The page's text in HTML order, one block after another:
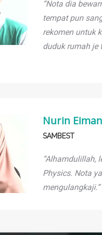
“Nota dia
tempat pun
rekomen untuk
duduk rumah je
Nurin
SAMBEST
“Alhamdulillah,
Physics. Nota
mengulangkaji.”